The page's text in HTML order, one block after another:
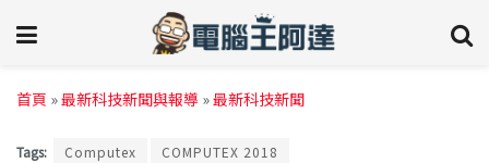
首頁 »最新科技新聞與報導 »最新科技新聞
Tags: Computex COMPUTEX 2018